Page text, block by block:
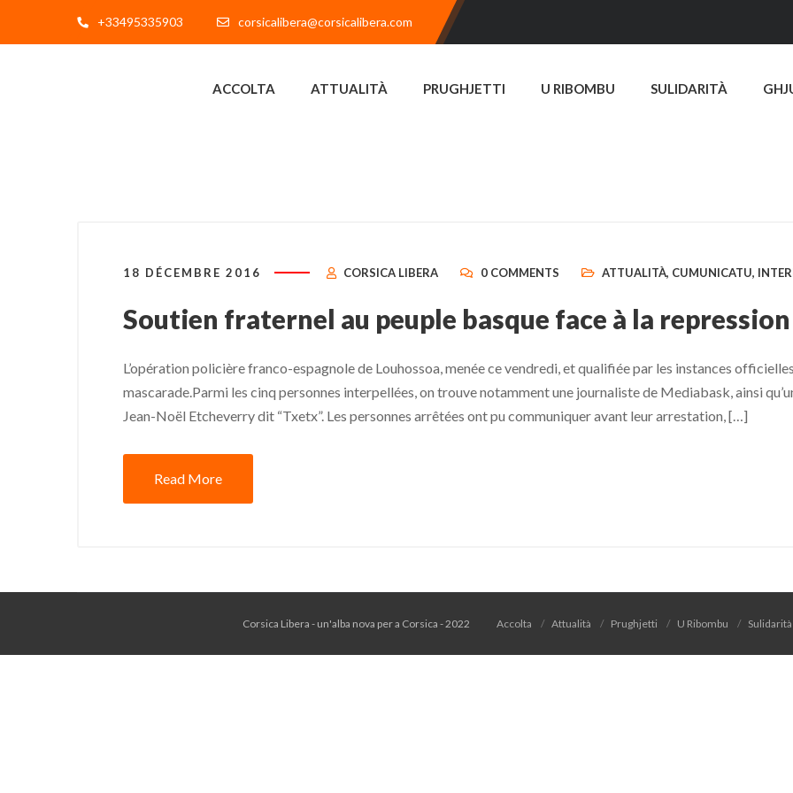
+33495335903 corsicalibera@corsicalibera.com
ACCOLTA ATTUALITÀ PRUGHJETTI U RIBOMBU SULIDARITÀ
18 DÉCEMBRE 2016 CORSICA LIBERA 0 COMMENTS ATTUALITÀ, CUMUNICATU,
Soutien fraternel au peuple basque face à la repression
L’opération policière franco-espagnole de Louhossoa, menée ce vendredi, et qualifiée par les instances
mascarade.Parmi les cinq personnes interpellées, on trouve notamment une journaliste de Mediabask, ainsi
Jean-Noël Etcheverry dit “Txetx”. Les personnes arrêtées ont pu communiquer avant leur arrestation, […]
Read More
Corsica Libera - un'alba nova per a Corsica - 2022 Accolta Attualità Prughjetti U Ribombu Sulidarità